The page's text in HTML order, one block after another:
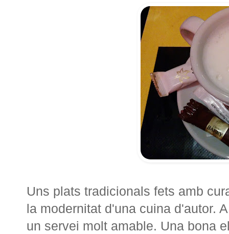
Uns plats tradicionals fets amb
la modernitat d'una cuina d'autor.
un servei molt amable. Una bona